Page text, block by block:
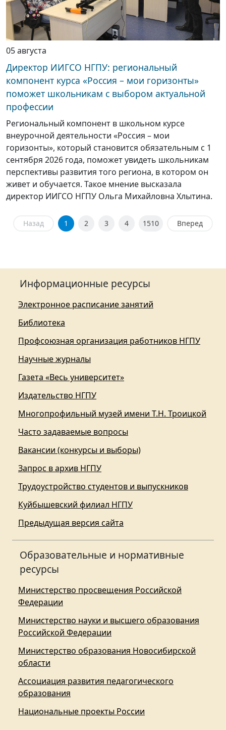
05 августа
Директор ИИГСО НГПУ: региональный
компонент курса «Россия – мои горизонты»
поможет школьникам с выбором актуальной
профессии
Региональный компонент в школьном курсе
внеурочной деятельности «Россия – мои
горизонты», который становится обязательным с 1
сентября 2026 года, поможет увидеть школьникам
перспективы развития того региона, в котором он
живет и обучается. Такое мнение высказала
директор ИИГСО НГПУ Ольга Михайловна Хлытина.
Назад 1 2 3 4 1510 Вперед
Информационные ресурсы
Электронное расписание занятий
Библиотека
Профсоюзная организация работников НГПУ
Научные журналы
Газета «Весь университет»
Издательство НГПУ
Многопрофильный музей имени Т.Н. Троицкой
Часто задаваемые вопросы
Вакансии (конкурсы и выборы)
Запрос в архив НГПУ
Трудоустройство студентов и выпускников
Куйбышевский филиал НГПУ
Предыдущая версия сайта
Образовательные и нормативные
ресурсы
Министерство просвещения Российской
Федерации
Министерство науки и высшего образования
Российской Федерации
Министерство образования Новосибирской
области
Ассоциация развития педагогического
образования
Национальные проекты России